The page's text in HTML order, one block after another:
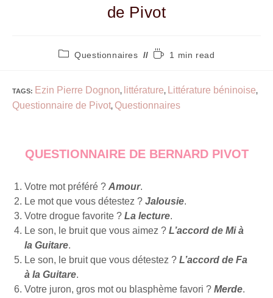
de Pivot
Questionnaires 1 min read
TAGS: Ezin Pierre Dognon, littérature, Littérature béninoise,
Questionnaire de Pivot, Questionnaires
QUESTIONNAIRE DE BERNARD PIVOT
Votre mot préféré ? Amour.
Le mot que vous détestez ? Jalousie.
Votre drogue favorite ? La lecture.
Le son, le bruit que vous aimez ? L’accord de Mi à
la Guitare.
Le son, le bruit que vous détestez ? L’accord de Fa
à la Guitare.
Votre juron, gros mot ou blasphème favori ? Merde.